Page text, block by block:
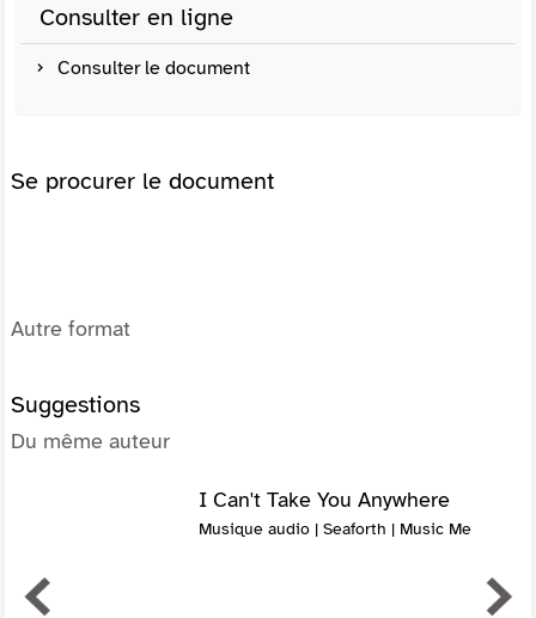
Consulter en ligne
Consulter le document
Se procurer le document
Autre format
Suggestions
Du même auteur
I Can't Take You Anywhere
Musique audio | Seaforth | Music Me